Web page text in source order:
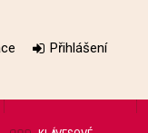
Přihlášení